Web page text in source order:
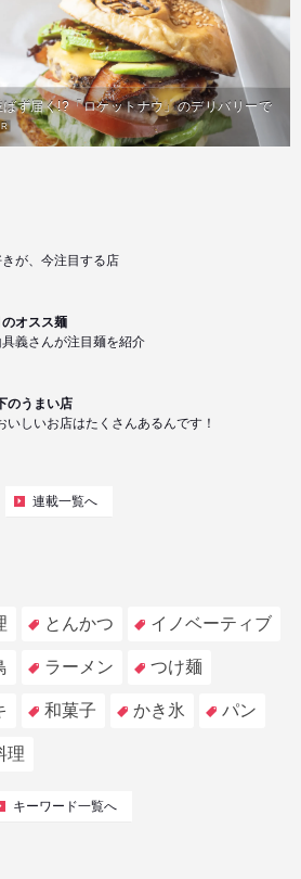
ず届く!?「ロケットナウ」のデリバリーで
が、今注目する店
オスス麺
義さんが注目麺を紹介
のうまい店
いしいお店はたくさんあるんです！
連載一覧へ
とんかつ イノベーティブ
ラーメン つけ麺
和菓子 かき氷 パン
理
キーワード一覧へ